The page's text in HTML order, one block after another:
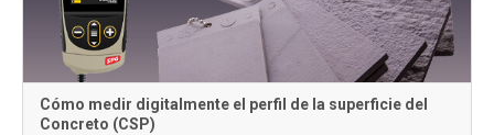
Cómo medir digitalmente el perfil de la superficie del
Concreto (CSP)